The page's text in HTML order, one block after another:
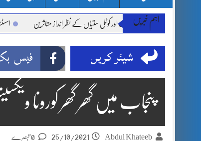
اہم خبریں
بارشیں، لینڈ سلائیڈنگ اور کوٹلی ستیاں کے نظر انداز متاثرین اسسٹنٹ
شیئر کریں فیس
پنجاب میں گھر گھر کورونا
Abdul Khateeb
25/10/2021